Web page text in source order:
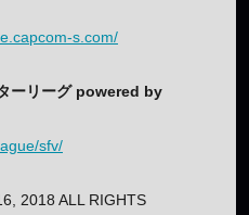
s.com/
ーリーグ powered by
sfv/
2018 ALL RIGHTS